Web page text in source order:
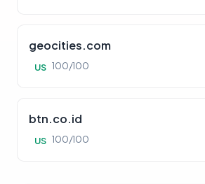
geocities.com
US 100/100
btn.co.id
US 100/100